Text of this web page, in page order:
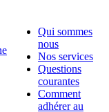
Qui sommes
nous
Nos services
Questions
courantes
Comment
adhérer au